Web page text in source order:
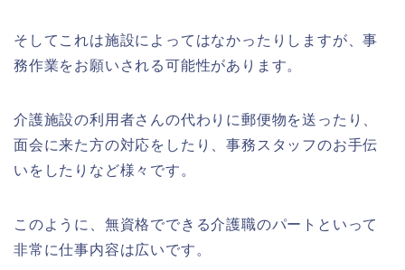
そしてこれは施設によってはなかったりしますが、事
務作業をお願いされる可能性があります。
介護施設の利用者さんの代わりに郵便物を送ったり、
面会に来た方の対応をしたり、事務スタッフのお手伝
いをしたりなど様々です。
このように、無資格でできる介護職のパートといって
非常に仕事内容は広いです。